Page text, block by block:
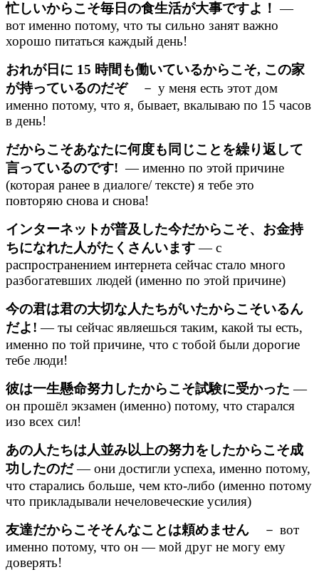
忙しいからこそ毎日の食生活が大事ですよ！ —
вот именно потому, что ты сильно занят важно
хорошо питаться каждый день!
おれが日に 15 時間も働いているからこそ, この家
が持っているのだぞ－ у меня есть этот дом
именно потому, что я, бывает, вкалываю по 15 часов
в день!
だからこそあなたに何度も同じことを繰り返して
言っているのです! — именно по этой причине
(которая ранее в диалоге/ тексте) я тебе это
повторяю снова и снова!
インターネットが普及した今だからこそ、お金持
ちになれた人がたくさんいます— с
распространением интернета сейчас стало много
разбогатевших людей (именно по этой причине)
今の君は君の大切な人たちがいたからこそいるん
だよ! — ты сейчас являешься таким, какой ты есть,
именно по той причине, что с тобой были дорогие
тебе люди!
彼は一生懸命努力したからこそ試験に受かった —
он прошёл экзамен (именно) потому, что старался
изо всех сил!
あの人たちは人並み以上の努力をしたからこそ成
功したのだ— они достигли успеха, именно потому,
что старались больше, чем кто-либо (именно потому
что прикладывали нечеловеческие усилия)
友達だからこそそんなことは頼めません － вот
именно потому, что он — мой друг не могу ему
доверять!